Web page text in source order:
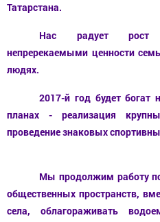
Татарстана.
Нас радует рост
непререкаемыми ценности
людях.
2017-й годбудет богат
планах - реализация
проведение знаковых
Мы продолжим работу
общественных пространств,
села, облагораживать